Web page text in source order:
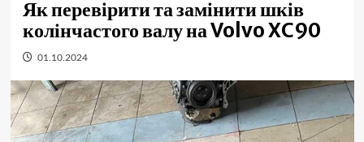
Як перевірити та замінити шків
колінчастого валу на Volvo XC90
01.10.2024